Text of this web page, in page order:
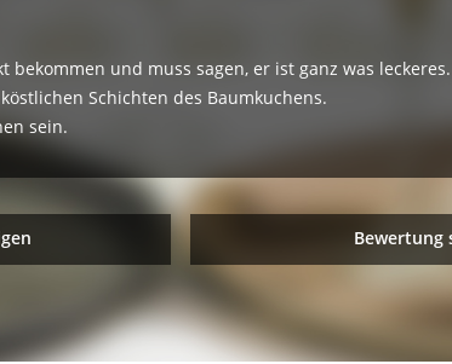
bekommen und muss sagen, er ist ganz was
Schichten des Baumkuchens.
sein.
Bewertung